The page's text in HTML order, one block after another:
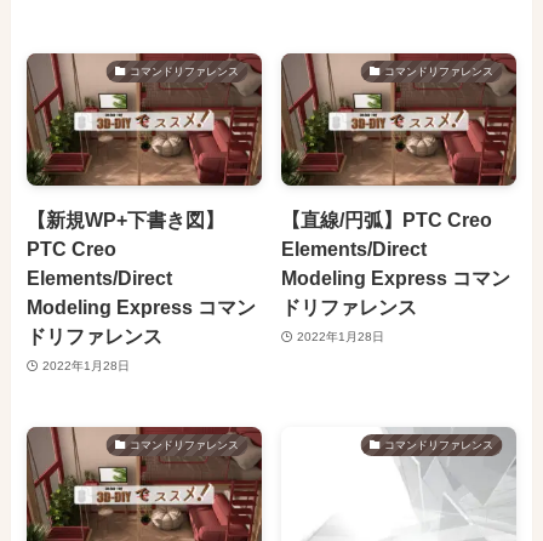
コマンドリファレンス
【新規WP+下書き図】
PTC Creo
Elements/Direct
Modeling Express コマン
ドリファレンス
2022年1月28日
コマンドリファレンス
【直線/円弧】PTC Creo
Elements/Direct
Modeling Express コマン
ドリファレンス
2022年1月28日
コマンドリファレンス コマンドリファレンス